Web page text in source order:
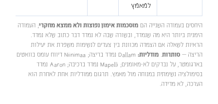
למאמץ
היחסים בעמודה השנייה הם מוסכמות אימון נפוצות ולא ממצא מחקרי; העמודה
הימנית ביותר היא מה שנמדד, ובשורה שבה לא נמדד דבר כתוב שלא נמדד.
הראיות לשאלה אם הצמדה מכוונת בין צעדים לנשימות משפרת את יעילות
הריצה — סותרות. מודליות:
Dallam נמדד בריצה; Niinimaa דיווח עומס בוואטים
בארגומטר, על נבדקים לא-מאומנים; Mapelli נמדד ברכיבה; Aaron נמדד
בסימולציה נשימתית במנוחה מול מאמץ. תרגום ממודליות אחת לאחרת הוא
הערכה, לא מדידה.